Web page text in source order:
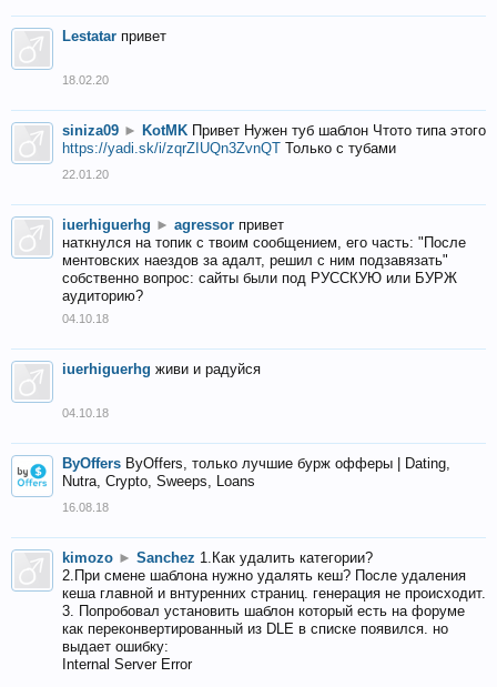
Lestatar привет
18.02.20
siniza09 ► KotMK Привет Нужен туб шаблон Чтото типа этого
https://yadi.sk/i/zqrZIUQn3ZvnQT Только с тубами
22.01.20
iuerhiguerhg ► agressor привет
наткнулся на топик с твоим сообщением, его часть: "После
ментовских наездов за адалт, решил с ним подзавязать"
собственно вопрос: сайты были под РУССКУЮ или БУРЖ
аудиторию?
04.10.18
iuerhiguerhg живи и радуйся
04.10.18
ByOffers ByOffers, только лучшие бурж офферы | Dating,
Nutra, Crypto, Sweeps, Loans
16.08.18
kimozo ► Sanchez 1.Как удалить категории?
2.При смене шаблона нужно удалять кеш? После удаления
кеша главной и внтуренних страниц. генерация не происходит.
3. Попробовал установить шаблон который есть на форуме
как переконвертированный из DLE в списке появился. но
выдает ошибку:
Internal Server Error